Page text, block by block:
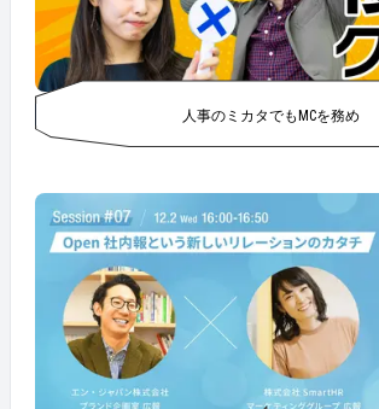
人事のミカタでもMCを務め